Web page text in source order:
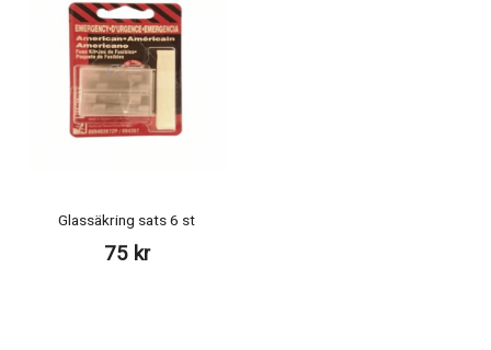
Glassäkring sats 6 st
75 kr